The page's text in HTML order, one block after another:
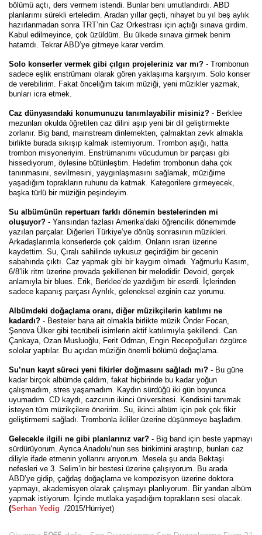
bölümü açtı, ders vermem istendi. Bunlar beni umutlandırdı. ABD
planlarımı sürekli erteledim. Aradan yıllar geçti, nihayet bu yıl beş aylık
hazırlanmadan sonra TRT’nin Caz Orkestrası için açtığı sınava girdim.
Kabul edilmeyince, çok üzüldüm. Bu ülkede sınava girmek benim
hatamdı. Tekrar ABD’ye gitmeye karar verdim.
Solo konserler vermek gibi çılgın projeleriniz var mı? - Trombonun
sadece eşlik enstrümanı olarak gören yaklaşıma karşıyım. Solo konser
de verebilirim. Fakat önceliğim takım müziği, yeni müzikler yazmak,
bunları icra etmek.
Caz dünyasındaki konumunuzu tanımlayabilir misiniz? - Berklee
mezunları okulda öğretilen caz dilini aşıp yeni bir dil geliştirmekte
zorlanır. Big band, mainstream dinlemekten, çalmaktan zevk almakla
birlikte burada sıkışıp kalmak istemiyorum. Trombon aşığı, hatta
trombon misyoneriyim. Enstrümanımı vücudumun bir parçası gibi
hissediyorum, öylesine bütünleştim. Hedefim trombonun daha çok
tanınmasını, sevilmesini, yaygınlaşmasını sağlamak, müziğime
yaşadığım toprakların ruhunu da katmak. Kategorilere girmeyecek,
başka türlü bir müziğin peşindeyim.
Su albümünün repertuarı farklı dönemin bestelerinden mi
oluşuyor? - Yarısından fazlası Amerika’daki öğrencilik dönemimde
yazılan parçalar. Diğerleri Türkiye’ye dönüş sonrasının müzikleri.
Arkadaşlarımla konserlerde çok çaldım. Onların ısrarı üzerine
kaydettim. Su, Çıralı sahilinde uykusuz geçirdiğim bir gecenin
sabahında çıktı. Caz yapmak gibi bir kaygım olmadı. Yağmurlu Kasım,
6/8’lik ritm üzerine provada şekillenen bir melodidir. Devoid, gerçek
anlamıyla bir blues. Erik, Berklee’de yazdığım bir eserdi. İçlerinden
sadece kapanış parçası Ayrılık, geleneksel ezginin caz yorumu.
Albümdeki doğaçlama oranı, diğer müzikçilerin katılımı ne
kadardı? - Besteler bana ait olmakla birlikte müzik Önder Focan,
Şenova Ülker gibi tecrübeli isimlerin aktif katılımıyla şekillendi. Can
Çankaya, Ozan Musluoğlu, Ferit Odman, Engin Recepoğulları özgürce
sololar yaptılar. Bu açıdan müziğin önemli bölümü doğaçlama.
Su’nun kayıt süreci yeni fikirler doğmasını sağladı mı? - Bu güne
kadar birçok albümde çaldım, fakat hiçbirinde bu kadar yoğun
çalışmadım, stres yaşamadım. Kaydın sürdüğü iki gün boyunca
uyumadım. CD kaydı, cazcının ikinci üniversitesi. Kendisini tanımak
isteyen tüm müzikçilere öneririm. Su, ikinci albüm için pek çok fikir
geliştirmemi sağladı. Trombonla ikililer üzerine düşünmeye başladım.
Gelecekle ilgili ne gibi planlarınız var? - Big band için beste yapmayı
sürdürüyorum. Ayrıca Anadolu’nun ses birikimini araştırıp, bunları caz
diliyle ifade etmenin yollarını arıyorum. Mesela şu anda Bektaşi
nefesleri ve 3. Selim’in bir bestesi üzerine çalışıyorum. Bu arada
ABD’ye gidip, çağdaş doğaçlama ve kompozisyon üzerine doktora
yapmayı, akademisyen olarak çalışmayı planlıyorum. Bir yandan albüm
yapmak istiyorum. İçinde mutlaka yaşadığım toprakların sesi olacak.
(Serhan Yedig /2015/Hürriyet)